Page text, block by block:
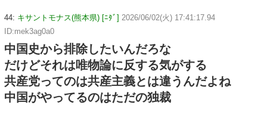
44: キサントモナス(熊本県) [ﾆﾀﾞ] 2026/06/02(火) 17:41:17.94
ID:mek3ag0a0
中国史から排除したいんだろな
だけどそれは唯物論に反する気がする
共産党ってのは共産主義とは違うんだよね
中国がやってるのはただの独裁